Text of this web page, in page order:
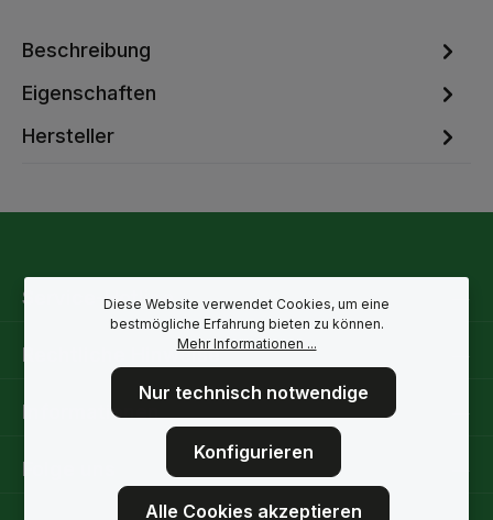
Beschreibung
Eigenschaften
Hersteller
Service-Hotline
Rechtliche Hinweise
Informationen
Folge uns
Diese Website verwendet Cookies, um eine
bestmögliche Erfahrung bieten zu können.
Mehr Informationen ...
Nur technisch notwendige
Konfigurieren
Alle Cookies akzeptieren